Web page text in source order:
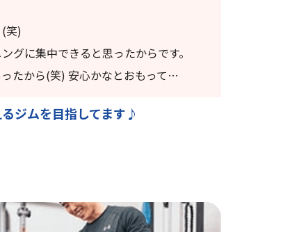
笑)
グに集中できると思ったからです。
たから(笑) 安心かなとおもって…
ジムを目指してます♪